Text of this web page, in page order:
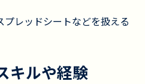
レッドシートなどを扱える
キルや経験